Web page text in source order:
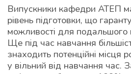
ДІЯЛЬНІСТЬ
МАГІСТРІВ
АСПІРАНТУРУ
ФОРМА
Випускники кафедри АТЕП
рівень підготовки, що
можливості для
Ще під час навчання
знаходить потенційні місця
у вільний від навчання час.